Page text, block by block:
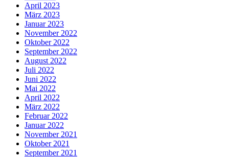
April 2023
März 2023
Januar 2023
November 2022
Oktober 2022
September 2022
August 2022
Juli 2022
Juni 2022
Mai 2022
April 2022
März 2022
Februar 2022
Januar 2022
November 2021
Oktober 2021
September 2021